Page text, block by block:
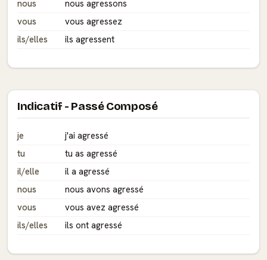
nous
nous agressons
vous
vous agressez
ils/elles
ils agressent
Indicatif - Passé Composé
je
j'ai agressé
tu
tu as agressé
il/elle
il a agressé
nous
nous avons agressé
vous
vous avez agressé
ils/elles
ils ont agressé